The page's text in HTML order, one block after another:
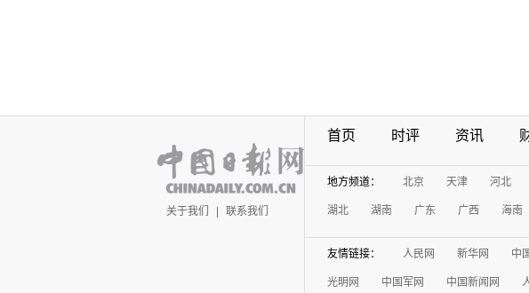
关于我们 联系我们
首页 时评 资讯
地方频道： 北京 天津 河北
湖北 湖南 广东 广西 海南
友情链接： 人民网 新华网 中
光明网 中国军网 中国新闻网